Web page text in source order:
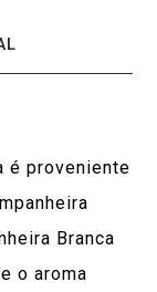
é proveniente
Branca
o aroma